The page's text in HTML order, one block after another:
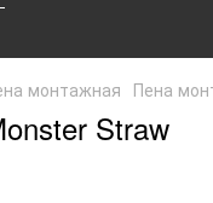
монтажная Пена
Straw